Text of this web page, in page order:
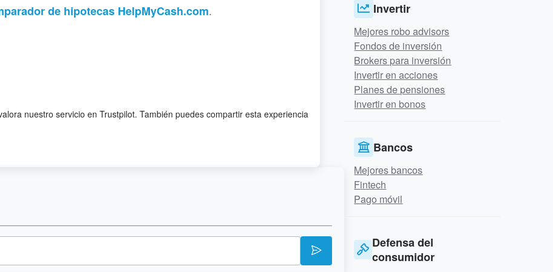
de hipotecas HelpMyCash.com.
nuestro servicio en Trustpilot. También puedes compartir esta experiencia
Invertir
Mejores robo advisors
Fondos de inversión
Brokers para inversión
Invertir en acciones
Planes de pensiones
Invertir en bonos
Bancos
Mejores bancos
Fintech
Pago móvil
Defensa del
consumidor